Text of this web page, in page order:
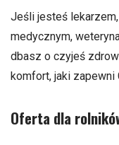
Jeśli jesteś
medycznym,
dbasz o czyjeś
komfort, jaki zapewni
Oferta dla